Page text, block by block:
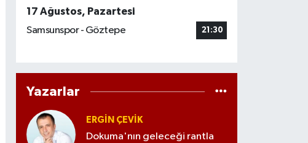
17 Ağustos, Pazartesi
Samsunspor - Göztepe
21:30
Yazarlar
ERGIN ÇEVİK
Dokuma'nın geleceği rantla